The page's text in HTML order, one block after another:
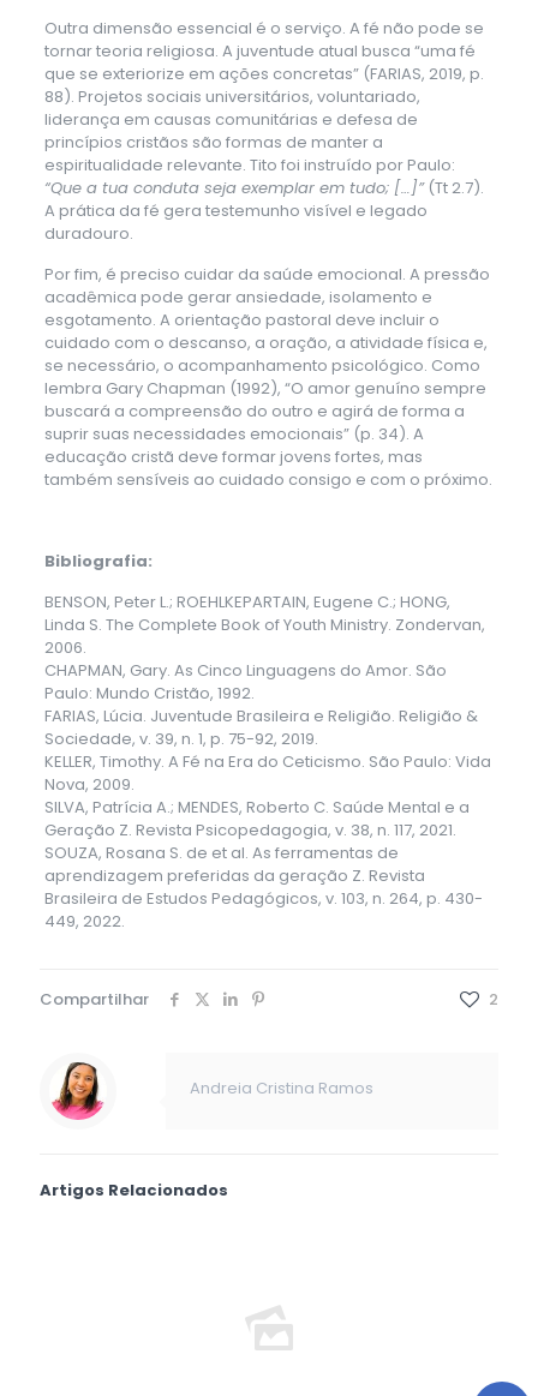
Outra dimensão essencial é o serviço. A fé não pode se
tornar teoria religiosa. A juventude atual busca “uma fé
que se exteriorize em ações concretas” (FARIAS, 2019, p.
88). Projetos sociais universitários, voluntariado,
liderança em causas comunitárias e defesa de
princípios cristãos são formas de manter a
espiritualidade relevante. Tito foi instruído por Paulo:
“Que a tua conduta seja exemplar em tudo; […]”(Tt 2.7).
A prática da fé gera testemunho visível e legado
duradouro.
Por fim, é preciso cuidar da saúde emocional. A pressão
acadêmica pode gerar ansiedade, isolamento e
esgotamento. A orientação pastoral deve incluir o
cuidado com o descanso, a oração, a atividade física e,
se necessário, o acompanhamento psicológico. Como
lembra Gary Chapman (1992), “O amor genuíno sempre
buscará a compreensão do outro e agirá de forma a
suprir suas necessidades emocionais” (p. 34). A
educação cristã deve formar jovens fortes, mas
também sensíveis ao cuidado consigo e com o próximo.
Bibliografia:
BENSON, Peter L.; ROEHLKEPARTAIN, Eugene C.; HONG,
Linda S. The Complete Book of Youth Ministry. Zondervan,
2006.
CHAPMAN, Gary. As Cinco Linguagens do Amor. São
Paulo: Mundo Cristão, 1992.
FARIAS, Lúcia. Juventude Brasileira e Religião. Religião &
Sociedade, v. 39, n. 1, p. 75-92, 2019.
KELLER, Timothy. A Fé na Era do Ceticismo. São Paulo: Vida
Nova, 2009.
SILVA, Patrícia A.; MENDES, Roberto C. Saúde Mental e a
Geração Z. Revista Psicopedagogia, v. 38, n. 117, 2021.
SOUZA, Rosana S. de et al. As ferramentas de
aprendizagem preferidas da geração Z. Revista
Brasileira de Estudos Pedagógicos, v. 103, n. 264, p. 430-
449, 2022.
Compartilhar 2
Andreia Cristina Ramos
Artigos Relacionados